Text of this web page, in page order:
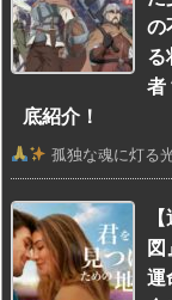
の
る
者
底紹介！
孤独な魂に灯る
図
運